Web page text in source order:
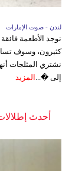
لندن - صوت الإمارات
توجد الأطعمة
كثيرون، وسوف
نشتري المثلجات
إلى �... المزيد
أحدث